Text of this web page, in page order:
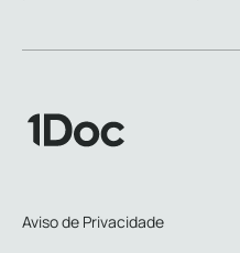
Aviso de Privacidade